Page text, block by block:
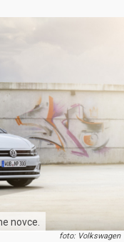
novce.
foto: Volkswagen